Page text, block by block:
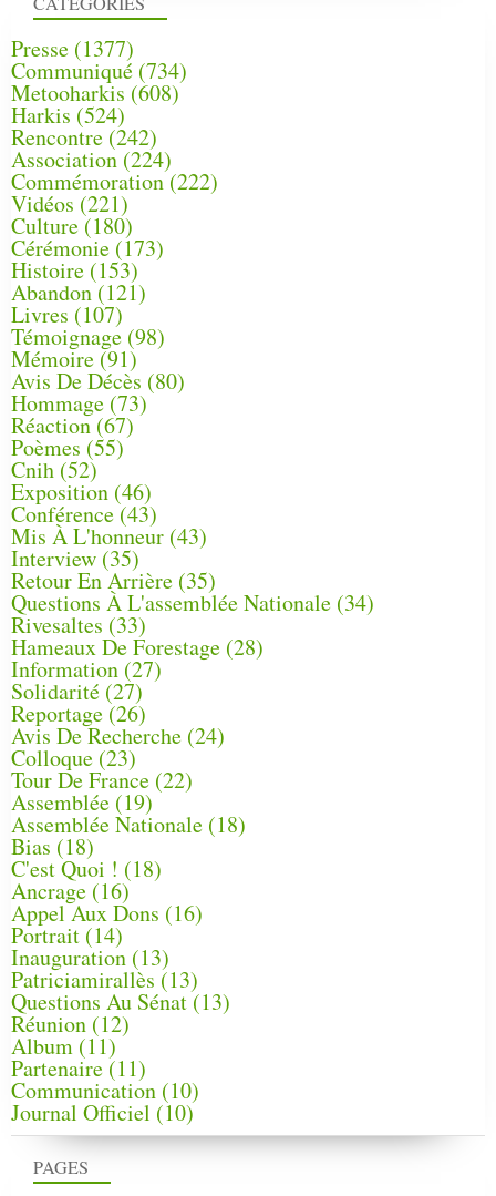
PAGES
Presse (1377)
Communiqué (734)
Metooharkis (608)
Harkis (524)
Rencontre (242)
Association (224)
Commémoration(222)
Vidéos (221)
Culture(180)
Cérémonie (173)
Histoire (153)
Abandon(121)
Livres (107)
Témoignage (98)
Mémoire (91)
Avis De Décès (80)
Hommage (73)
Réaction(67)
Poèmes (55)
Cnih (52)
Exposition (46)
Conférence(43)
Mis À L'honneur (43)
Interview (35)
Retour En Arrière (35)
Questions À L'assemblée Nationale (34)
Rivesaltes (33)
Hameaux De Forestage (28)
Information (27)
Solidarité (27)
Reportage(26)
Avis De Recherche (24)
Colloque (23)
Tour De France (22)
Assemblée (19)
Assemblée Nationale (18)
Bias (18)
C'est Quoi ! (18)
Ancrage (16)
Appel Aux Dons (16)
Portrait (14)
Inauguration (13)
Patriciamirallès (13)
Questions Au Sénat(13)
Réunion (12)
Album (11)
Partenaire(11)
Communication (10)
Journal Officiel (10)